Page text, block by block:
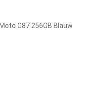
G87 256GB Blauw